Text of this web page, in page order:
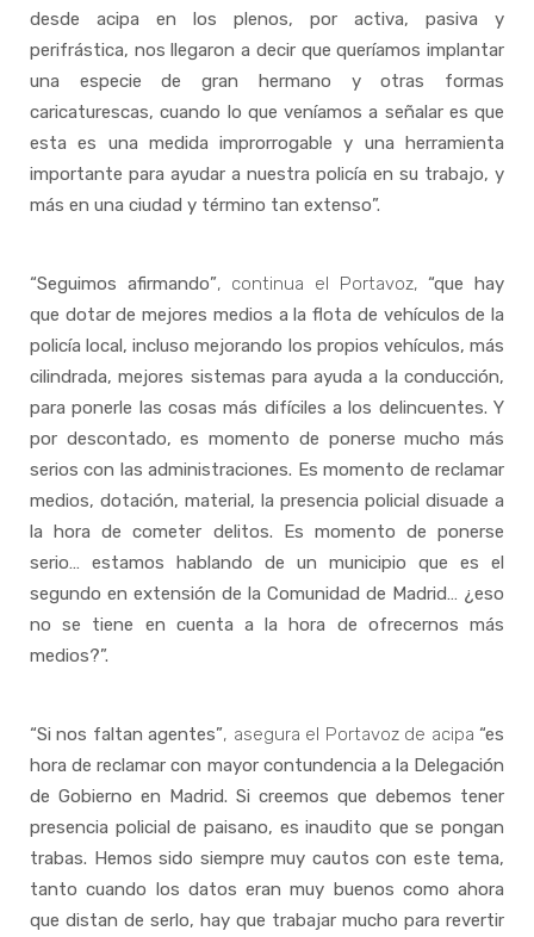
desde acipa en los plenos, por activa, pasiva y
perifrástica, nos llegaron a decir que queríamos implantar
una especie de gran hermano y otras formas
caricaturescas, cuando lo que veníamos a señalar es que
esta es una medida improrrogable y una herramienta
importante para ayudar a nuestra policía en su trabajo, y
más en una ciudad y término tan extenso”.
“Seguimos afirmando”, continua el Portavoz, “que hay
que dotar de mejores medios a la flota de vehículos de la
policía local, incluso mejorando los propios vehículos, más
cilindrada, mejores sistemas para ayuda a la conducción,
para ponerle las cosas más difíciles a los delincuentes. Y
por descontado, es momento de ponerse mucho más
serios con las administraciones. Es momento de reclamar
medios, dotación, material, la presencia policial disuade a
la hora de cometer delitos. Es momento de ponerse
serio… estamos hablando de un municipio que es el
segundo en extensión de la Comunidad de Madrid… ¿eso
no se tiene en cuenta a la hora de ofrecernos más
medios?”.
“Si nos faltan agentes”, asegura el Portavoz de acipa “es
hora de reclamar con mayor contundencia a la Delegación
de Gobierno en Madrid. Si creemos que debemos tener
presencia policial de paisano, es inaudito que se pongan
trabas. Hemos sido siempre muy cautos con este tema,
tanto cuando los datos eran muy buenos como ahora
que distan de serlo, hay que trabajar mucho para revertir